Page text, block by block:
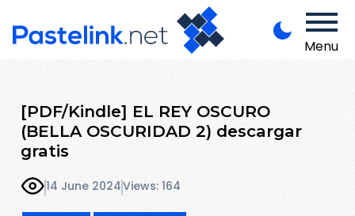
Menu
[PDF/Kindle] EL REY OSCURO
(BELLA OSCURIDAD 2) descargar
gratis
14 June 2024Views: 164